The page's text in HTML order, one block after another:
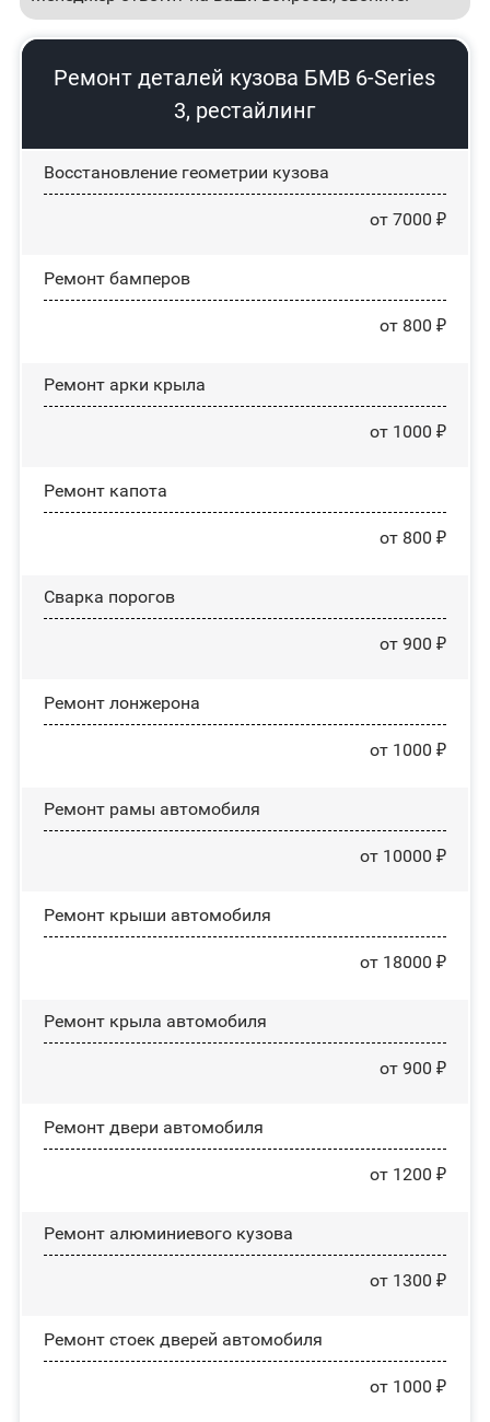
Ремонт деталей кузова БМВ 6-Series
3, рестайлинг
Восстановление геометрии кузова
от 7000 ₽
Ремонт бамперов
от 800 ₽
Ремонт арки крыла
от 1000 ₽
Ремонт капота
от 800 ₽
Сварка порогов
от 900 ₽
Ремонт лонжерона
от 1000 ₽
Ремонт рамы автомобиля
от 10000 ₽
Ремонт крыши автомобиля
от 18000 ₽
Ремонт крыла автомобиля
от 900 ₽
Ремонт двери автомобиля
от 1200 ₽
Ремонт алюминиевого кузова
от 1300 ₽
Ремонт стоек дверей автомобиля
от 1000 ₽